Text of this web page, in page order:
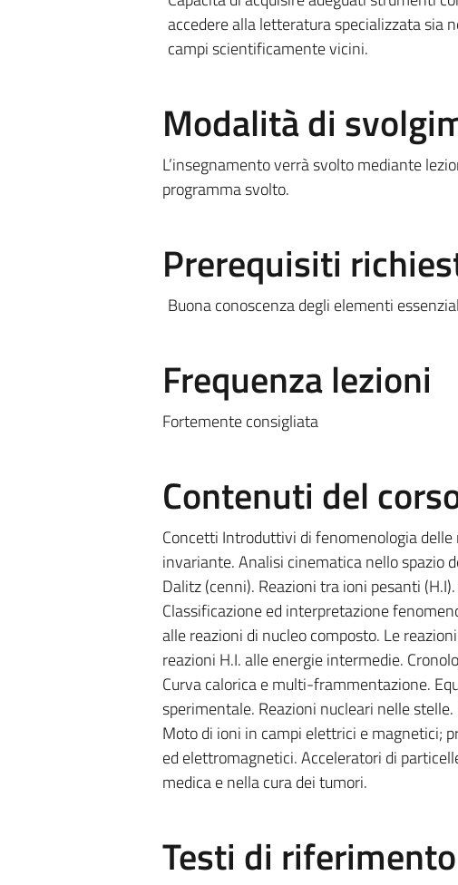
accedere alla letteratura specializzata sia
campi scientificamente vicini.
Modalità di
L’insegnamento verrà svolto mediante
programma svolto.
Prerequisiti
Buona conoscenza degli elementi
Frequenza lezioni
Fortemente consigliata
Contenuti del
Concetti Introduttivi di fenomenologia delle
invariante. Analisi cinematica nello spazio
Dalitz (cenni). Reazioni tra ioni pesanti
Classificazione ed interpretazione
alle reazioni di nucleo composto. Le
reazioni H.I. alle energie intermedie.
Curva calorica e multi-frammentazione.
sperimentale. Reazioni nucleari nelle
Moto di ioni in campi elettrici e magnetici;
ed elettromagnetici. Acceleratori di
medica e nella cura dei tumori.
Testi di riferimento